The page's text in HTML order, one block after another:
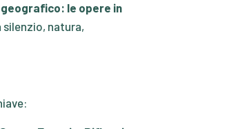
le opere in
silenzio, natura,